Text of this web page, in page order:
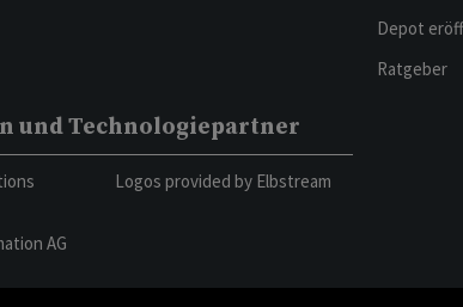
Depot
Ratgeber
und Technologiepartner
AG
Logos provided by Elbstream